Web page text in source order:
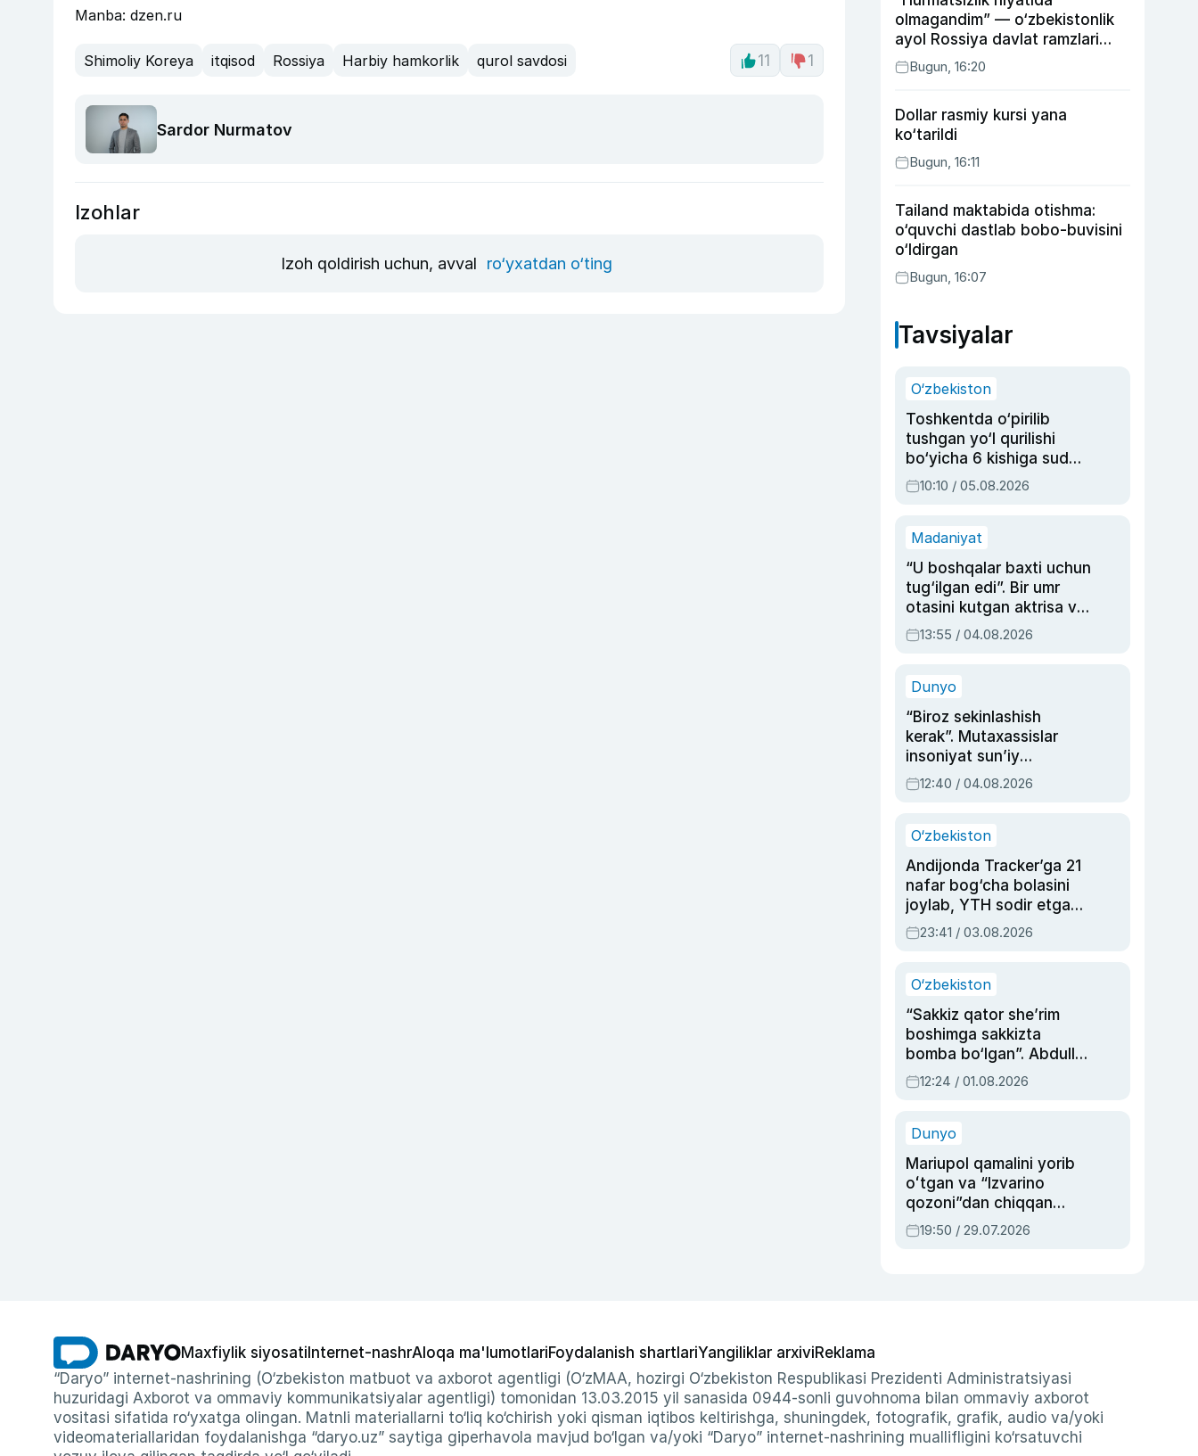
Manba: dzen.ru
Shimoliy Koreya itqisod Rossiya Harbiy hamkorlik qurol savdosi 11 1
Sardor Nurmatov
Izohlar
Izoh qoldirish uchun, avval ro‘yxatdan o‘ting
olmagandim” — o‘zbekistonlik
ayol Rossiya davlat ramzlari
tushirilgan poyandoz haqida
Bugun, 16:20
Dollar rasmiy kursi yana
ko‘tarildi
Bugun, 16:11
Tailand maktabida otishma:
o‘quvchi dastlab bobo-buvisini
o‘ldirgan
Bugun, 16:07
Tavsiyalar
O‘zbekiston
Toshkentda o‘pirilib
tushgan yo‘l qurilishi
bo‘yicha 6 kishiga sud
hukmi o‘qildi
10:10 / 05.08.2026
Madaniyat
“U boshqalar baxti uchun
tug‘ilgan edi”. Bir umr
otasini kutgan aktrisa va
dublyaj ustasi Rimma
Ahmedovaning
13:55 / 04.08.2026
Dunyo
“Biroz sekinlashish
kerak”. Mutaxassislar
insoniyat sun’iy
intellektni boshqara
olmay qolishidan xavotir
12:40 / 04.08.2026
O‘zbekiston
Andijonda Tracker’ga 21
nafar bog‘cha bolasini
joylab, YTH sodir etgan
ayolga sud hukmi o‘qildi
23:41 / 03.08.2026
O‘zbekiston
“Sakkiz qator she’rim
boshimga sakkizta
bomba bo‘lgan”. Abdulla
Oripovni siyosiy
ayblovlardan asrab
12:24 / 01.08.2026
Dunyo
Mariupol qamalini yorib
oʻtgan va “Izvarino
qozoni”dan chiqqan
qahramon — Ukraina
armiyasi bosh
19:50 / 29.07.2026
Maxfiylik siyosati Internet-nashrAloqa ma'lumotlariFoydalanish shartlariYangiliklar arxiviReklama
“Daryo” internet-nashrining (O‘zbekiston matbuot va axborot agentligi (O‘zMAA, hozirgi O‘zbekiston Respublikasi Prezidenti Administratsiyasi
huzuridagi Axborot va ommaviy kommunikatsiyalar agentligi) tomonidan 13.03.2015 yil sanasida 0944-sonli guvohnoma bilan ommaviy axborot
vositasi sifatida ro‘yxatga olingan. Matnli materiallarni to‘liq ko‘chirish yoki qisman iqtibos keltirishga, shuningdek, fotografik, grafik, audio va/yoki
videomateriallaridan foydalanishga “daryo.uz” saytiga giperhavola mavjud bo‘lgan va/yoki “Daryo” internet-nashrining muallifligini ko‘rsatuvchi